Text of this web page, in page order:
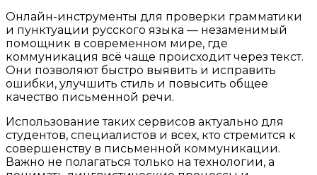
Онлайн-инструменты для проверки грамматики
и пунктуации русского языка — незаменимый
помощник в современном мире, где
коммуникация всё чаще происходит через текст.
Они позволяют быстро выявить и исправить
ошибки, улучшить стиль и повысить общее
качество письменной речи.
Использование таких сервисов актуально для
студентов, специалистов и всех, кто стремится к
совершенству в письменной коммуникации.
Важно не полагаться только на технологии, а